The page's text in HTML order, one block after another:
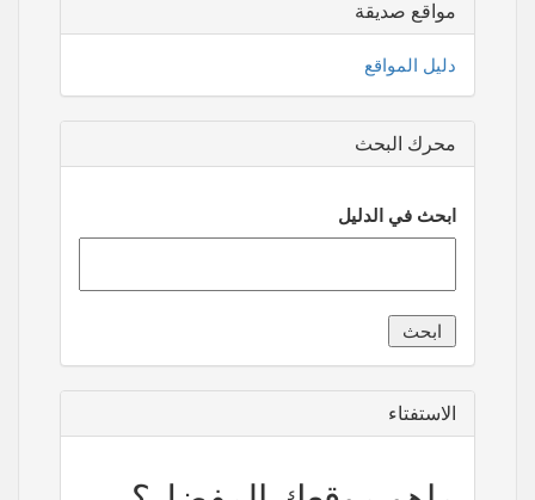
مواقع صديقة
دليل المواقع
محرك البحث
ابحث في الدليل
الاستفتاء